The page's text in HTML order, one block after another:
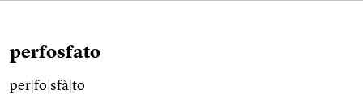
perfosfato
per fo sfà to